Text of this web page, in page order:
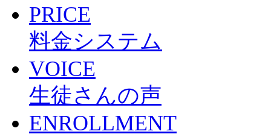
PRICE
料金システム
VOICE
生徒さんの声
ENROLLMENT